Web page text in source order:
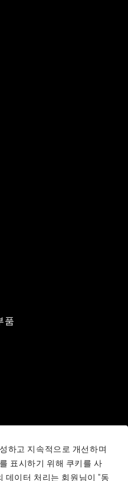
품
하고 지속적으로 개선하며
표시하기 위해 쿠키를 사
데이터 처리는 회원님이 "동